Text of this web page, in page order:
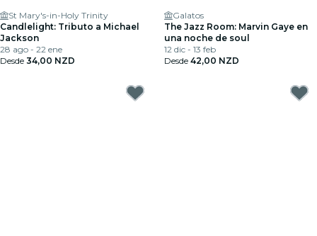
St Mary's-in-Holy Trinity
Candlelight: Tributo a Michael
Jackson
28 ago - 22 ene
Desde 34,00 NZD
Galatos
The Jazz Room: Marvin Gaye en
una noche de soul
12 dic - 13 feb
Desde 42,00 NZD